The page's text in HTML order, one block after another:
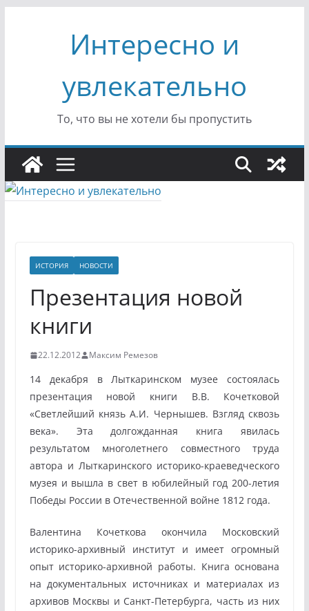
содержимомуИнтересно и
увлекательно
То, что вы не хотели бы пропустить
ИСТОРИЯ НОВОСТИ
Презентация новой
книги
22.12.2012 Максим Ремезов
14 декабря в Лыткаринском музее состоялась
презентация новой книги В.В. Кочетковой
«Светлейший князь А.И. Чернышев. Взгляд сквозь
века». Эта долгожданная книга явилась
результатом многолетнего совместного труда
автора и Лыткаринского историко-краеведческого
музея и вышла в свет в юбилейный год 200-летия
Победы России в Отечественной войне 1812 года.
Валентина Кочеткова окончила Московский
историко-архивный институт и имеет огромный
опыт историко-архивной работы. Книга основана
на документальных источниках и материалах из
архивов Москвы и Санкт-Петербурга, часть из них